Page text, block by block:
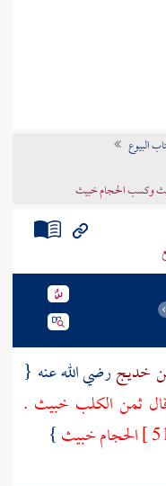
البيوع
وكسب الحجام خبيث
خديجرضي الله عنه {
ثمن الكلب خبيث .
الحجام خبيث}